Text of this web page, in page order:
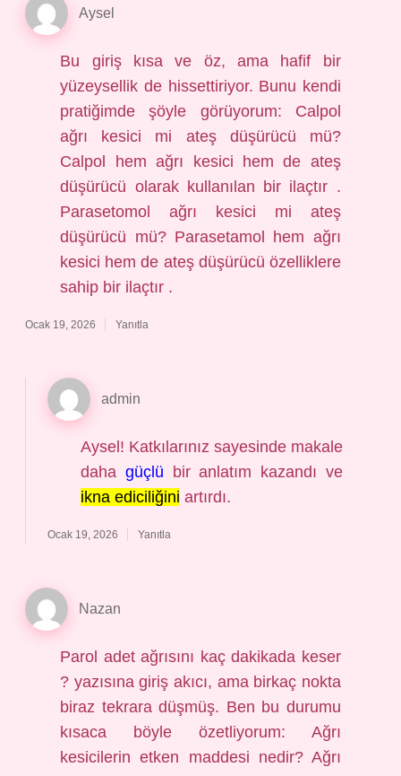
Aysel
Bu giriş kısa ve öz, ama hafif bir
yüzeysellik de hissettiriyor. Bunu kendi
pratiğimde şöyle görüyorum: Calpol
ağrı kesici mi ateş düşürücü mü?
Calpol hem ağrı kesici hem de ateş
düşürücü olarak kullanılan bir ilaçtır .
Parasetomol ağrı kesici mi ateş
düşürücü mü? Parasetamol hem ağrı
kesici hem de ateş düşürücü özelliklere
sahip bir ilaçtır .
Ocak 19, 2026 Yanıtla
admin
Aysel! Katkılarınız sayesinde makale
daha güçlü bir anlatım kazandı ve
ikna ediciliğini artırdı.
Ocak 19, 2026 Yanıtla
Nazan
Parol adet ağrısını kaç dakikada keser
? yazısına giriş akıcı, ama birkaç nokta
biraz tekrara düşmüş. Ben bu durumu
kısaca böyle özetliyorum: Ağrı
kesicilerin etken maddesi nedir? Ağrı